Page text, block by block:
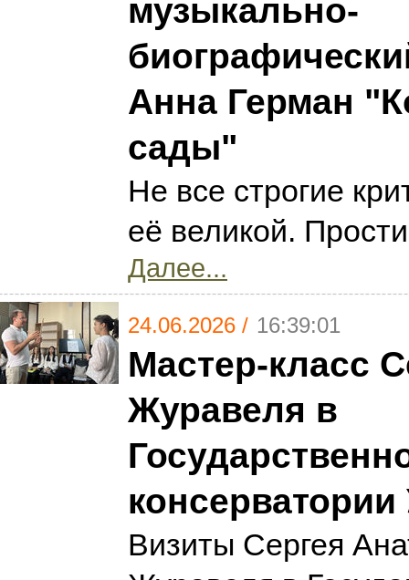
музыкально-
Анна Герман
сады"
Не все строгие
её великой.
Далее...
24.06.2026 / 16:39:01
Мастер-класс
Журавеля в
консерватории
Визиты Сергея